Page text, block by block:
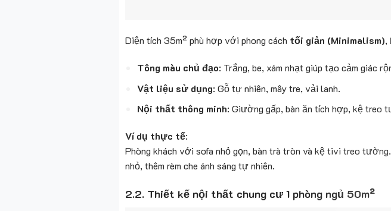
Diện tích 35m² phù hợp với phong cách tối giản (Minimalism),
Tông màu chủ đạo: Trắng, be, xám nhạt giúp tạo cảm giác
Vật liệu sử dụng: Gỗ tự nhiên, mây tre, vải lanh.
Nội thất thông minh: Giường gấp, bàn ăn tích hợp, kệ treo
Ví dụ thực tế:
Phòng khách với sofa nhỏ gọn, bàn trà tròn và kệ tivi treo
nhỏ, thêm rèm che ánh sáng tự nhiên.
2.2. Thiết kế nội thất chung cư 1 phòng ngủ 50m²